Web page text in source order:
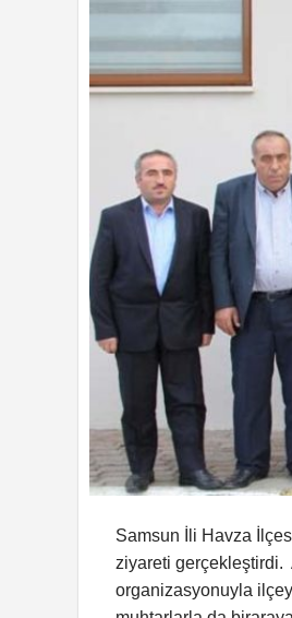
Samsun İli Havza
ziyareti gerçekleştirdi.
organizasyonuyla